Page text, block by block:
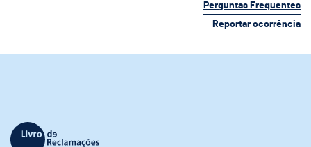
Perguntas Frequentes
Reportar ocorrência